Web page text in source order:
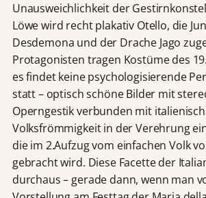
Unausweichlichkeit der
Löwe wird recht plakativ Otello, die
Desdemona und der Drache Jago
Protagonisten tragen Kostüme des
es findet keine psychologisierende
statt – optisch schöne Bilder mit
Operngestik verbunden mit
Volksfrömmigkeit in der Verehrung
die im 2.Aufzug vom einfachen Volk
gebracht wird. Diese Facette der
durchaus – gerade dann, wenn man